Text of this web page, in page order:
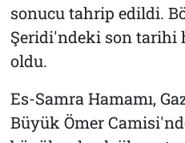
sonucu tahrip edildi.
Şeridi'ndeki son tarihi
oldu.
Es-Samra Hamamı,
Büyük Ömer